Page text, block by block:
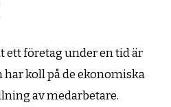
ett företag under en tid är
koll på de ekonomiska
av medarbetare.